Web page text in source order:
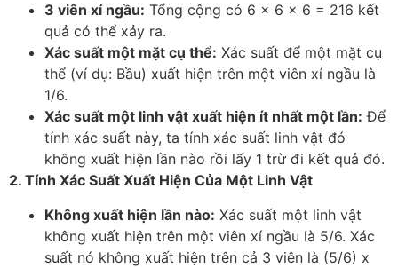
3 viên xí ngầu: Tổng cộng có 6 x 6 x 6 = 216 kết
quả có thể xảy ra.
Xác suất một mặt cụ thể: Xác suất để một mặt cụ
thể (ví dụ: Bầu) xuất hiện trên một viên xí ngầu là
1/6.
Xác suất một linh vật xuất hiện ít nhất một lần: Để
tính xác suất này, ta tính xác suất linh vật đó
không xuất hiện lần nào rồi lấy 1 trừ đi kết quả đó.
2. Tính Xác Suất Xuất Hiện Của Một Linh Vật
Không xuất hiện lần nào: Xác suất một linh vật
không xuất hiện trên một viên xí ngầu là 5/6. Xác
suất nó không xuất hiện trên cả 3 viên là (5/6) x